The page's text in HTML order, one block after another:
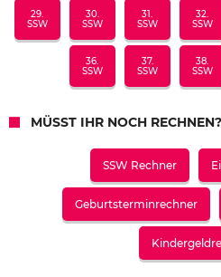
29.
SSW
30.
SSW
31.
SSW
32.
SSW
36.
SSW
37.
SSW
38.
SSW
MÜSST IHR NOCH RECHNEN?
SSW Rechner
Geburtsterminrechner